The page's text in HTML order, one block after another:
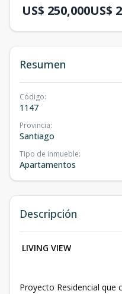
US$ 250,000US$
Resumen
Código:
1147
Provincia:
Santiago
Tipo de inmueble:
Apartamentos
Descripción
LIVING VIEW
Proyecto Residencial que